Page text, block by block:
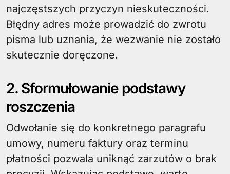
najczęstszych przyczyn nieskuteczności.
Błędny adres może prowadzić do zwrotu
pisma lub uznania, że wezwanie nie zostało
skutecznie doręczone.
2. Sformułowanie podstawy
roszczenia
Odwołanie się do konkretnego paragrafu
umowy, numeru faktury oraz terminu
płatności pozwala uniknąć zarzutów o brak